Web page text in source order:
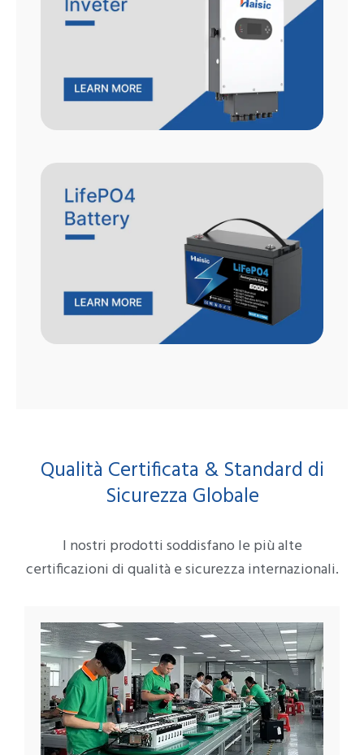
Qualità Certificata & Standard di
Sicurezza Globale
I nostri prodotti soddisfano le più alte
certificazioni di qualità e sicurezza internazionali.